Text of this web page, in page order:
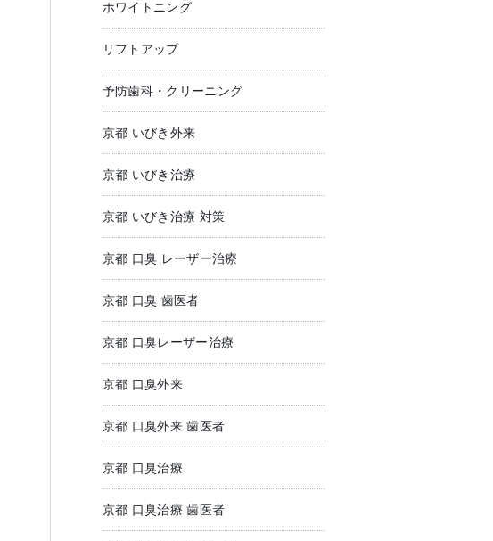
ホワイトニング
リフトアップ
予防歯科・クリーニング
京都 いびき外来
京都 いびき治療
京都 いびき治療 対策
京都 口臭 レーザー治療
京都 口臭 歯医者
京都 口臭レーザー治療
京都 口臭外来
京都 口臭外来 歯医者
京都 口臭治療
京都 口臭治療 歯医者